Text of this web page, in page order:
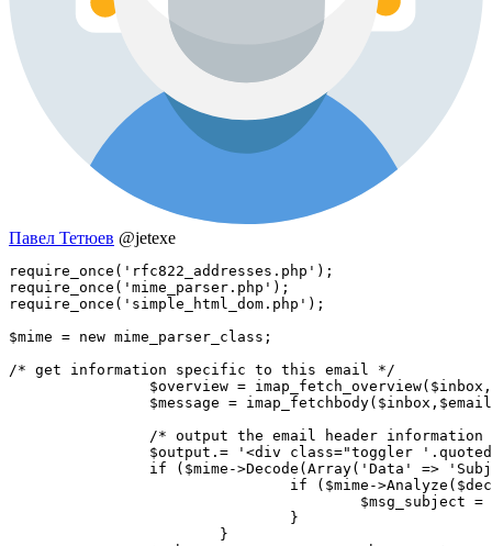
Павел Тетюев @jetexe
require_once('rfc822_addresses.php');
require_once('mime_parser.php');
require_once('simple_html_dom.php');
$mime = new mime_parser_class;
/* get information specific to this email */